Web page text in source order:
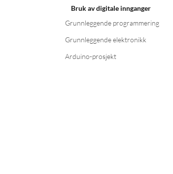
Bruk av digitale innganger
Grunnleggende programmering
Grunnleggende elektronikk
Arduino-prosjekt